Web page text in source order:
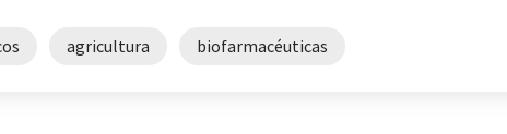
agricultura biofarmacéuticas